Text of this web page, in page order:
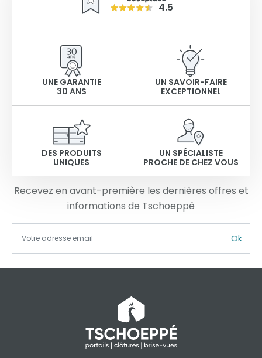
4.5
UNE GARANTIE
30 ANS
UN SAVOIR-FAIRE
EXCEPTIONNEL
DES PRODUITS
UNIQUES
UN SPÉCIALISTE
PROCHE DE CHEZ VOUS
Recevez en avant-première les dernières offres et
informations de Tschoeppé
Ok